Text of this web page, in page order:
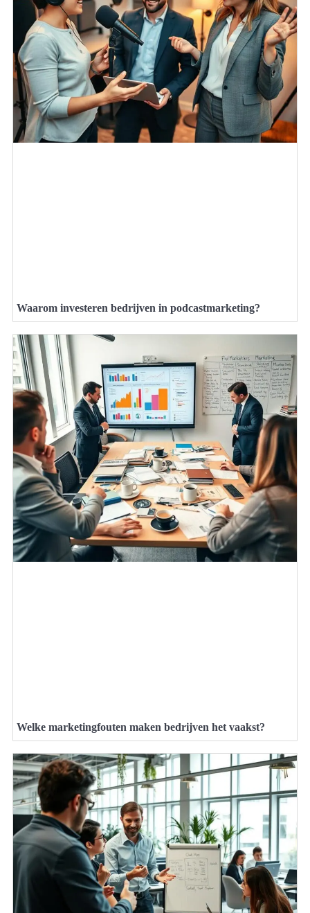
Waarom investeren bedrijven in podcastmarketing?
Welke marketingfouten maken bedrijven het vaakst?